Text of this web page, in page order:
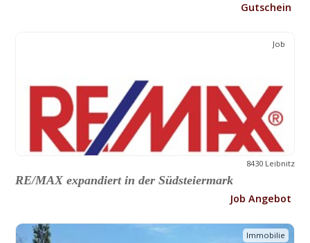
Gutschein
Job
8430 Leibnitz
RE/MAX expandiert in der Südsteiermark
Job Angebot
Immobilie